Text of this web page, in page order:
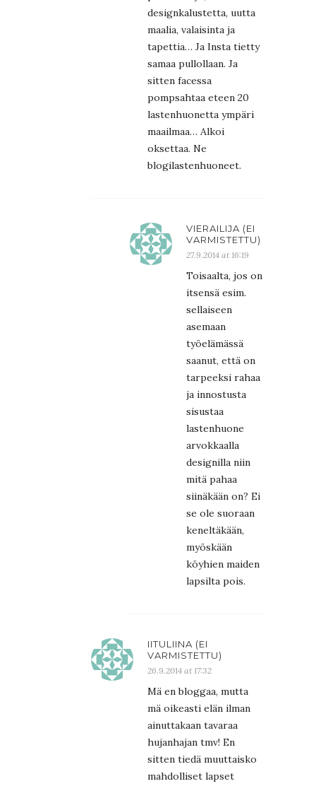
designkalustetta, uutta
maalia, valaisinta ja
tapettia… Ja Insta tietty
samaa pullollaan. Ja
sitten facessa
pompsahtaa eteen 20
lastenhuonetta ympäri
maailmaa… Alkoi
oksettaa. Ne
blogilastenhuoneet.
VIERAILIJA (EI
VARMISTETTU)
27.9.2014 at 16:19
Toisaalta, jos on
itsensä esim.
sellaiseen
asemaan
työelämässä
saanut, että on
tarpeeksi rahaa
ja innostusta
sisustaa
lastenhuone
arvokkaalla
designilla niin
mitä pahaa
siinäkään on? Ei
se ole suoraan
keneltäkään,
myöskään
köyhien maiden
lapsilta pois.
IITULIINA (EI
VARMISTETTU)
26.9.2014 at 17:32
Mä en bloggaa, mutta
mä oikeasti elän ilman
ainuttakaan tavaraa
hujanhajan tmv! En
sitten tiedä muuttaisko
mahdolliset lapset